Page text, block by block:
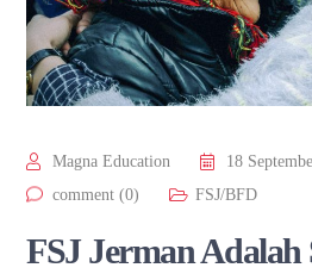
Magna Education
18
comment (0)
FSJ/BFD
FSJ Jerman